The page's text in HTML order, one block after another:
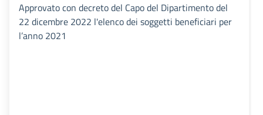
Approvato con decreto del Capo del Dipartimento del
22 dicembre 2022 l'elenco dei soggetti beneficiari per
l’anno 2021